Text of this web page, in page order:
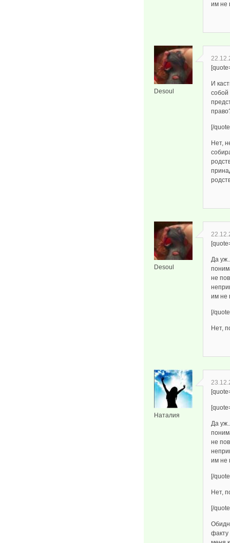
им не
Desoul
И
собой
[/
Нет,
Desoul
Да
не
им не
[/
Нет,
Наталия
Да
не
им не
[/
Нет,
[/
факту